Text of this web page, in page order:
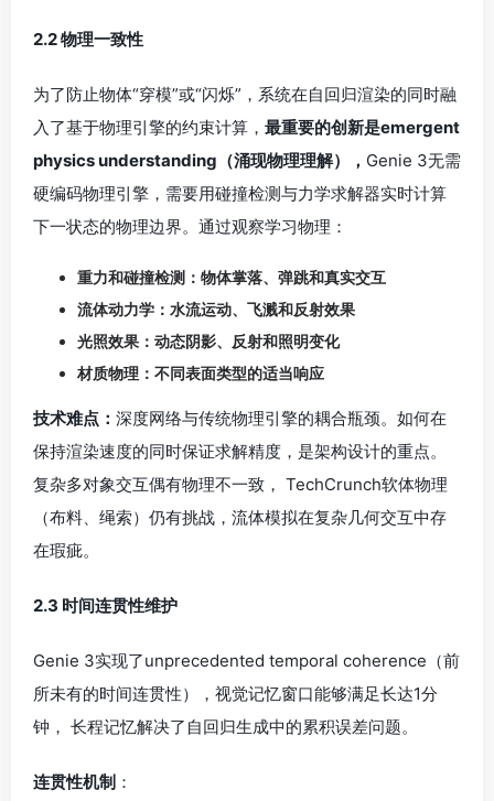
光照效果：动态阴影、反射和照明变化
技术难点：深度网络与传统物理引擎的耦合瓶颈。如何在
保持渲染速度的同时保证求解精度，是架构设计的重点。
复杂多对象交互偶有物理不一致， TechCrunch软体物理
（布料、绳索）仍有挑战，流体模拟在复杂几何交互中存
2.3 时间连贯性维护
Genie 3实现了unprecedented temporal coherence（前
钟， 长程记忆解决了自回归生成中的累积误差问题。
连贯性机制：
动作一致性：角色动画和运动的真实表现
3.文本与交互指令理解
3.1 语义解析与指令映射
Genie 3的文本理解基于